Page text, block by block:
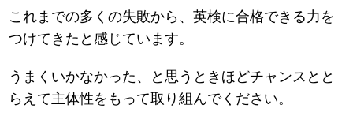
これまでの多くの失敗から、英検に合格できる力を
つけてきたと感じています。
うまくいかなかった、と思うときほどチャンスとと
らえて主体性をもって取り組んでください。